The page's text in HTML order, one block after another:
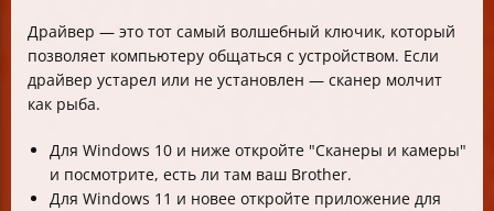
Драйвер — это тот самый волшебный ключик, который
позволяет компьютеру общаться с устройством. Если
драйвер устарел или не установлен — сканер молчит
как рыба.
Для Windows 10 и ниже откройте "Сканеры и камеры"
и посмотрите, есть ли там ваш Brother.
Для Windows 11 и новее откройте приложение для